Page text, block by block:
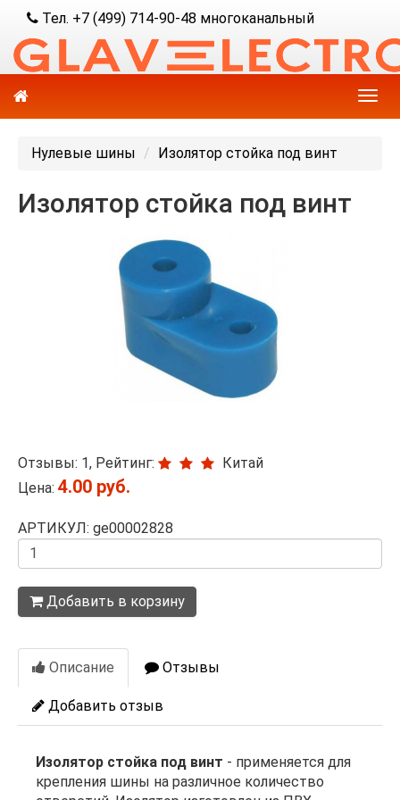
Тел. +7 (499) 714-90-48 многоканальный
Нулевые шины Изолятор стойка под винт
Изолятор стойка под винт
Отзывы: 1, Рейтинг:
Китай
Цена: 4.00 руб.
АРТИКУЛ: ge00002828
Количество
Добавить в корзину
Описание Отзывы
Добавить отзыв
Изолятор стойка под винт - применяется для
крепления шины на различное количество